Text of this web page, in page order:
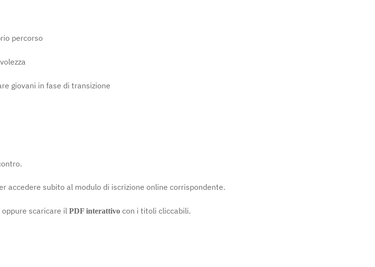
percorso
giovani in fase di transizione
accedere subito al modulo di iscrizione online corrispondente.
scaricare il PDF interattivo con i titoli cliccabili.